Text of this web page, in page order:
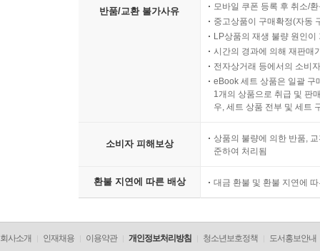
반품/교환 불가사유
모바일 쿠폰 등록 후 취소/
중고상품이 구매확정(자동
LP상품의 재생 불량 원인
시간의 경과에 의해 재판매
전자상거래 등에서의 소비
eBook 세트 상품은 일괄 구
1개의 상품으로 취급 및 판
우, 세트 상품 전부 및 세트
소비자 피해보상
상품의 불량에 의한 반품,
준하여 처리됨
환불 지연에 따른 배상 대금 환불 및 환불 지연에
회사소개 인재채용 이용약관 개인정보처리방침 청소년보호정책 도서홍보안내